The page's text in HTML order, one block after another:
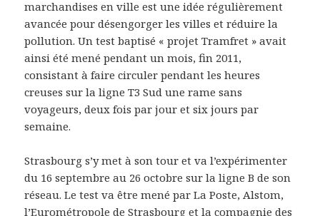
marchandises en ville est une idée régulièrement
avancée pour désengorger les villes et réduire la
pollution. Un test baptisé « projet Tramfret » avait
ainsi été mené pendant un mois, fin 2011,
consistant à faire circuler pendant les heures
creuses sur la ligne T3 Sud une rame sans
voyageurs, deux fois par jour et six jours par
semaine.
Strasbourg s’y met à son tour et va l’expérimenter
du 16 septembre au 26 octobre sur la ligne B de son
réseau. Le test va être mené par La Poste, Alstom,
l’Eurométropole de Strasbourg et la compagnie des